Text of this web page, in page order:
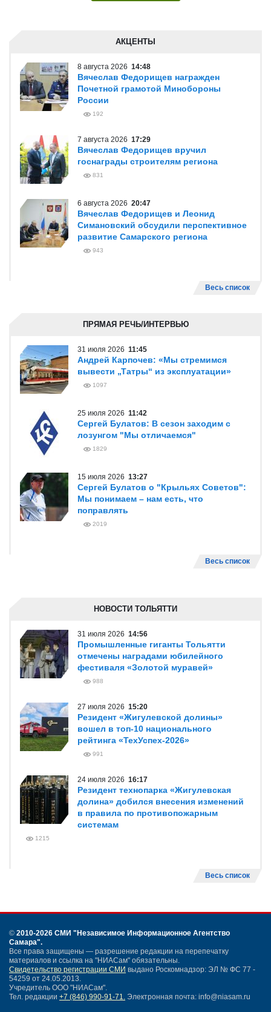
АКЦЕНТЫ
8 августа 2026 14:48
Вячеслав Федорищев награжден
Почетной грамотой Минобороны
России
192
7 августа 2026 17:29
Вячеслав Федорищев вручил
госнаграды строителям региона
831
6 августа 2026 20:47
Вячеслав Федорищев и Леонид
Симановский обсудили перспективное
развитие Самарского региона
943
Весь список
ПРЯМАЯ РЕЧЬ/ИНТЕРВЬЮ
31 июля 2026 11:45
Андрей Карпочев: «Мы стремимся
вывести „Татры“ из эксплуатации»
1097
25 июля 2026 11:42
Сергей Булатов: В сезон заходим с
лозунгом "Мы отличаемся"
1829
15 июля 2026 13:27
Сергей Булатов о "Крыльях Советов":
Мы понимаем – нам есть, что
поправлять
2019
Весь список
НОВОСТИ ТОЛЬЯТТИ
31 июля 2026 14:56
Промышленные гиганты Тольятти
отмечены наградами юбилейного
фестиваля «Золотой муравей»
988
27 июля 2026 15:20
Резидент «Жигулевской долины»
вошел в топ-10 национального
рейтинга «ТехУспех-2026»
991
24 июля 2026 16:17
Резидент технопарка «Жигулевская
долина» добился внесения изменений
в правила по противопожарным
системам
1215
Весь список
© 2010-2026 СМИ "Независимое Информационное Агентство
Самара".
Все права защищены — разрешение редакции на перепечатку
материалов и ссылка на "НИАСам" обязательны.
Свидетельство регистрации СМИ выдано Роскомнадзор: ЭЛ № ФС 77 -
54259 от 24.05.2013.
Учредитель ООО "НИАСам".
Тел. редакции +7 (846) 990-91-71. Электронная почта: info@niasam.ru